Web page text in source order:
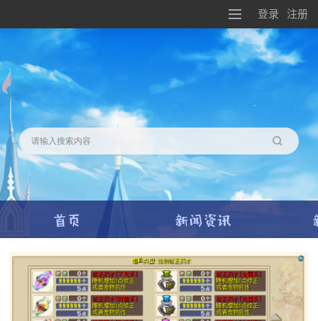
登录 注册